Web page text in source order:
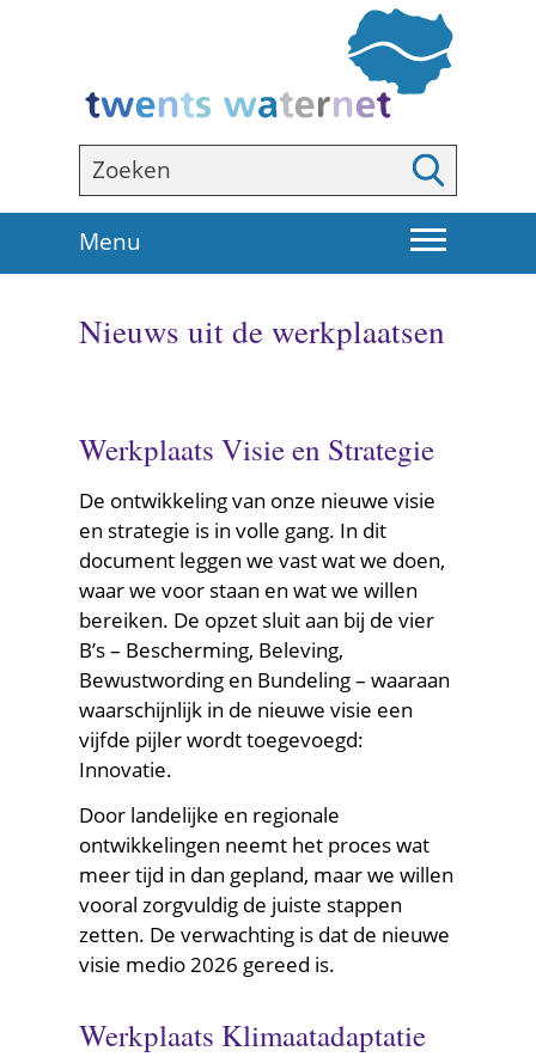
de
inhoud
Zoeken Zoeken
Menu
i
k
p
n
Nieuws uit de werkplaatsen
Werkplaats Visie en Strategie
De ontwikkeling van onze nieuwe visie
en strategie is in volle gang. In dit
document leggen we vast wat we doen,
waar we voor staan en wat we willen
bereiken. De opzet sluit aan bij de vier
B’s – Bescherming, Beleving,
Bewustwording en Bundeling – waaraan
waarschijnlijk in de nieuwe visie een
vijfde pijler wordt toegevoegd:
Innovatie.
Door landelijke en regionale
ontwikkelingen neemt het proces wat
meer tijd in dan gepland, maar we willen
vooral zorgvuldig de juiste stappen
zetten. De verwachting is dat de nieuwe
visie medio 2026 gereed is.
Werkplaats Klimaatadaptatie